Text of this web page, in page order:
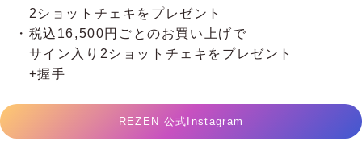
2ショットチェキをプレゼント
・税込16,500円ごとのお買い上げで
サイン入り2ショットチェキをプレゼント
+握手
REZEN 公式Instagram